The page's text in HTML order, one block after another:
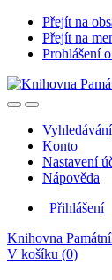
Přejít na
Přejít na
Prohlášení
Vyhledávání
Konto
Nastavení
Nápověda
Přihlášení
Knihovna
V košíku (0)